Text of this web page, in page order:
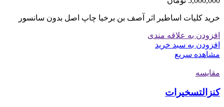
خرید کلیات اساطیر اثر آصف بن برخیا چاپ اصل بدون سانسور
افزودن به علاقه مندی
افزودن به سبد خرید
مشاهده سریع
مقایسه
کنزالتسخیرات